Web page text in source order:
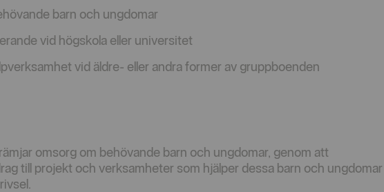
barn och ungdomar
vid högskola eller universitet
vid äldre- eller andra former av gruppboenden
omsorg om behövande barn och ungdomar, genom att
till projekt och verksamheter som hjälper dessa barn och ungdomar